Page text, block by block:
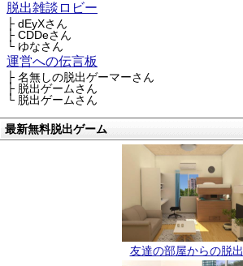
脱出雑談ロビー
├ dEyXさん
├ CDDeさん
└ ゆなさん
運営への伝言板
├ 名無しの脱出ゲーマーさん
├ 脱出ゲームさん
└ 脱出ゲームさん
最新無料脱出ゲーム
友達の部屋からの脱出